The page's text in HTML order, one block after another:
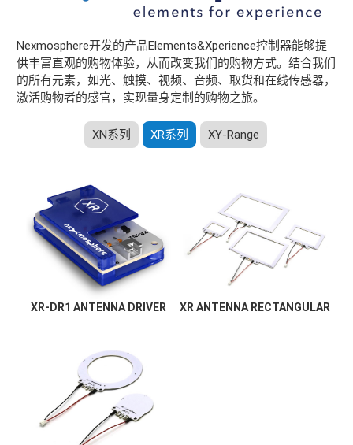
Nexmosphere开发的产品Elements&Xperience控制器能够提
供丰富直观的购物体验，从而改变我们的购物方式。结合我们
的所有元素，如光、触摸、视频、音频、取货和在线传感器，
激活购物者的感官，实现量身定制的购物之旅。
XN系列 XR系列 XY-Range
XR-DR1 ANTENNA DRIVER XR ANTENNA RECTANGULAR